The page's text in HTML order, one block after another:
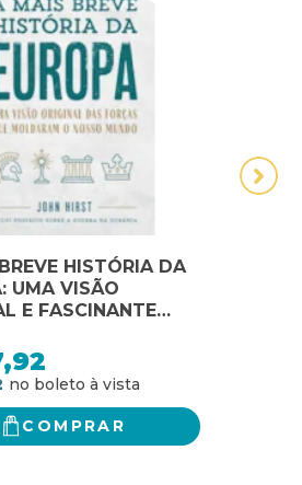
HISTÓRIA DA
UMA VISÃO
E FASCINANTE
QUE
O MUNDO
COMPRAR